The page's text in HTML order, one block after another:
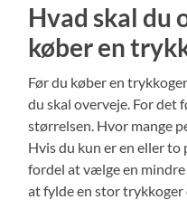
Hvad skal du
køber en
Før du køber en
du skal overveje. For det
størrelsen. Hvor mange
Hvis du kun er en eller
fordel at vælge en
at fylde en stor